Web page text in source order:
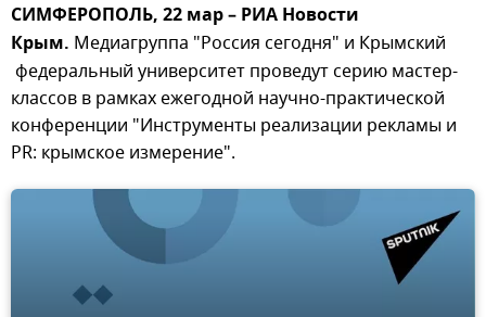
СИМФЕРОПОЛЬ, 22 мар – РИА Новости
Крым. Медиагруппа "Россия сегодня" и Крымский
федеральный университет проведут серию мастер-
классов в рамках ежегодной научно-практической
конференции "Инструменты реализации рекламы и
PR: крымское измерение".